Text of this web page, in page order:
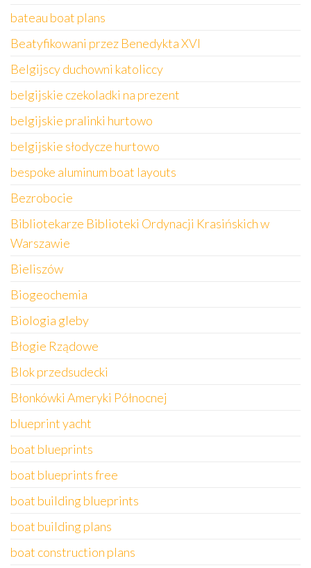
bateau boat plans
Beatyfikowani przez Benedykta XVI
Belgijscy duchowni katoliccy
belgijskie czekoladki na prezent
belgijskie pralinki hurtowo
belgijskie słodycze hurtowo
bespoke aluminum boat layouts
Bezrobocie
Bibliotekarze Biblioteki Ordynacji Krasińskich w
Warszawie
Bieliszów
Biogeochemia
Biologia gleby
Błogie Rządowe
Blok przedsudecki
Błonkówki Ameryki Północnej
blueprint yacht
boat blueprints
boat blueprints free
boat building blueprints
boat building plans
boat construction plans